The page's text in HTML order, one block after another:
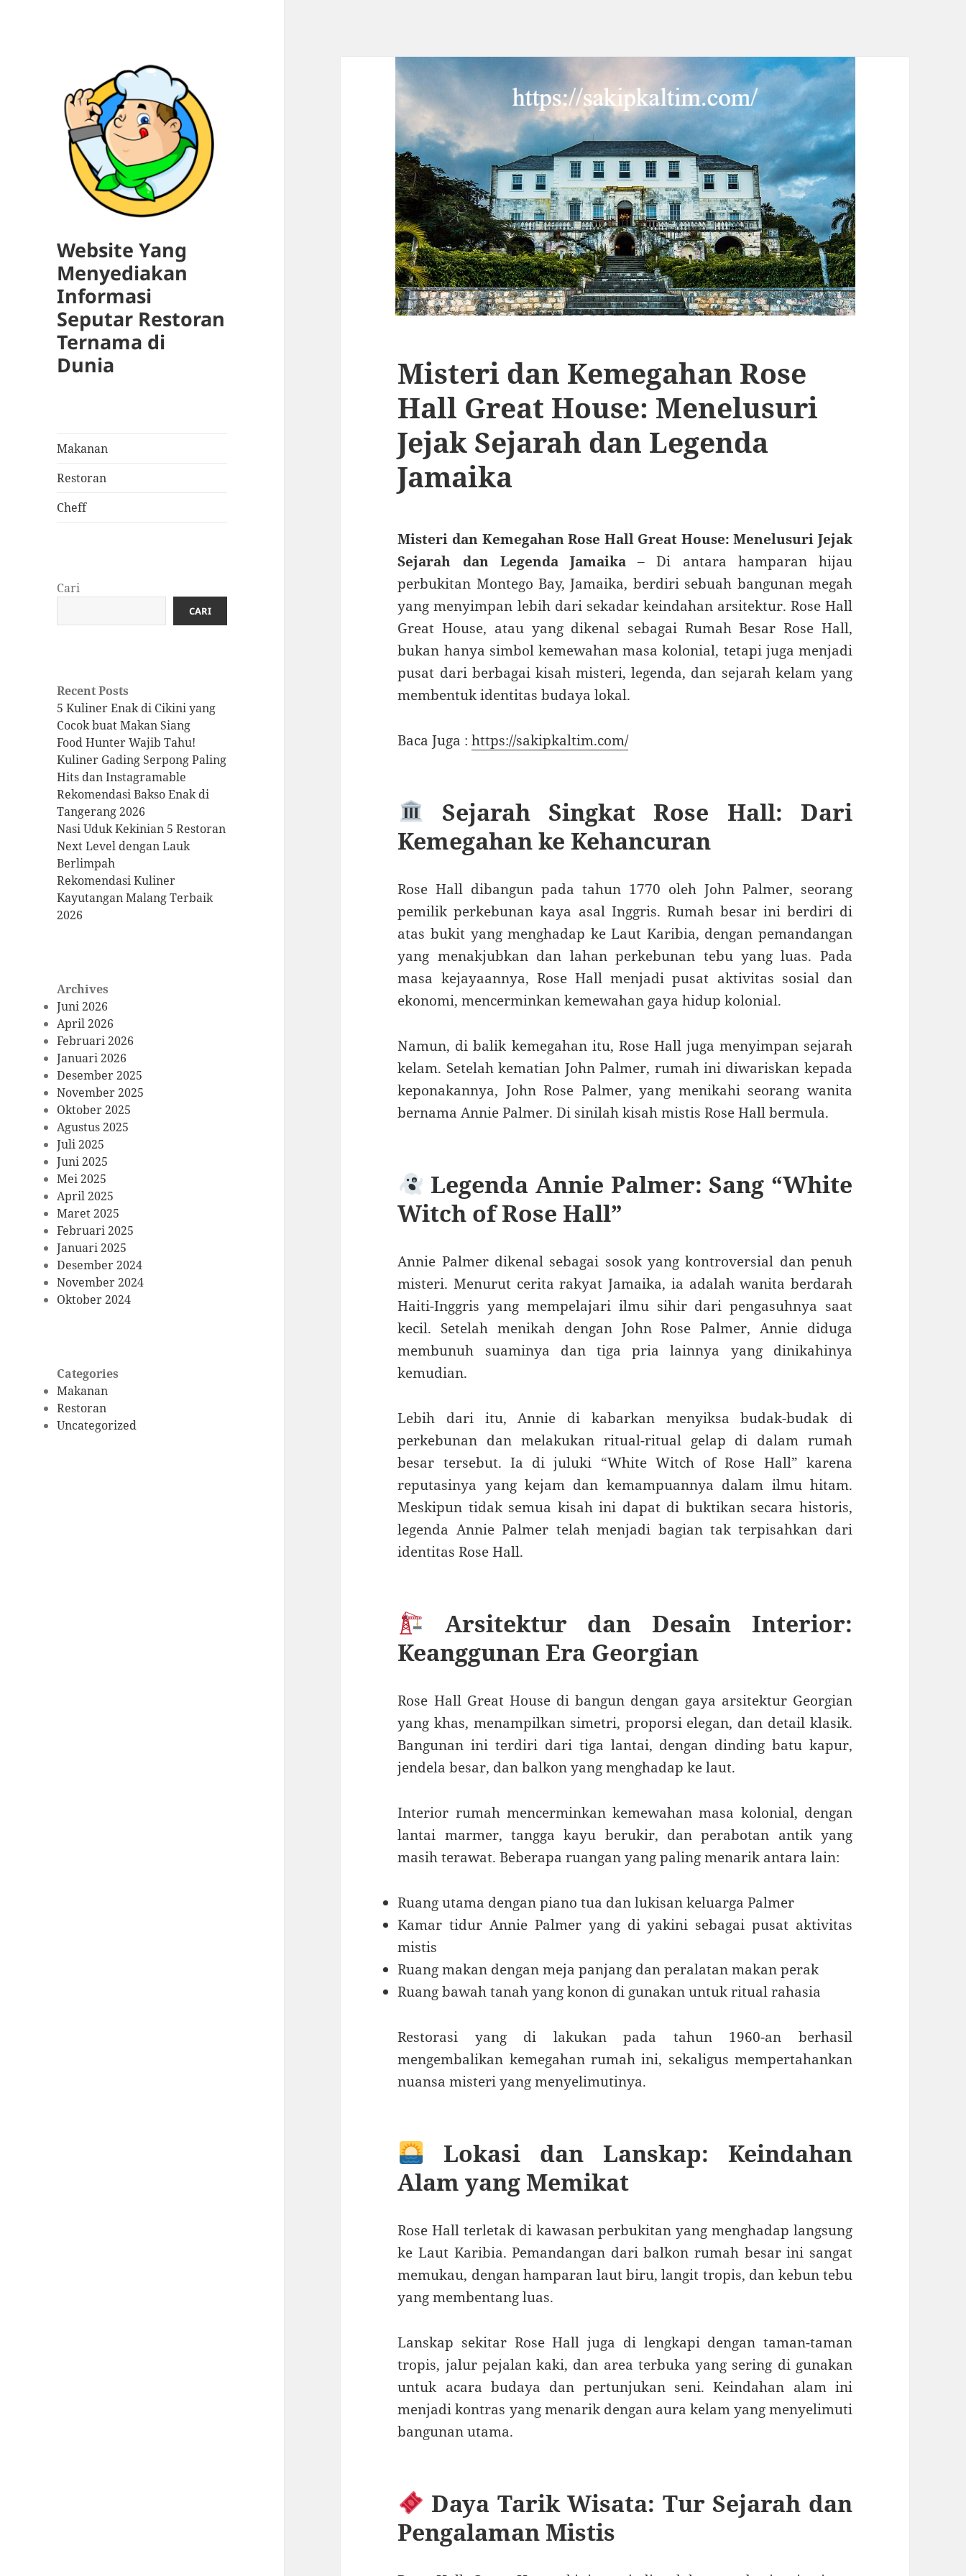
Website Yang
Menyediakan
Informasi
Seputar Restoran
Ternama di
Dunia
Makanan
Restoran
Cheff
Cari
CARI
Recent Posts
5 Kuliner Enak di Cikini yang
Cocok buat Makan Siang
Food Hunter Wajib Tahu!
Kuliner Gading Serpong Paling
Hits dan Instagramable
Rekomendasi Bakso Enak di
Tangerang 2026
Nasi Uduk Kekinian 5 Restoran
Next Level dengan Lauk
Berlimpah
Rekomendasi Kuliner
Kayutangan Malang Terbaik
2026
Archives
Juni 2026
April 2026
Februari 2026
Januari 2026
Desember 2025
November 2025
Oktober 2025
Agustus 2025
Juli 2025
Juni 2025
Mei 2025
April 2025
Maret 2025
Februari 2025
Januari 2025
Desember 2024
November 2024
Oktober 2024
Categories
Makanan
Restoran
Uncategorized
Misteri dan Kemegahan Rose
Hall Great House: Menelusuri
Jejak Sejarah dan Legenda
Jamaika
Misteri dan Kemegahan Rose Hall Great House: Menelusuri Jejak
Sejarah dan Legenda Jamaika– Di antara hamparan hijau
perbukitan Montego Bay, Jamaika, berdiri sebuah bangunan megah
yang menyimpan lebih dari sekadar keindahan arsitektur. Rose Hall
Great House, atau yang dikenal sebagai Rumah Besar Rose Hall,
bukan hanya simbol kemewahan masa kolonial, tetapi juga menjadi
pusat dari berbagai kisah misteri, legenda, dan sejarah kelam yang
membentuk identitas budaya lokal.
Baca Juga :https://sakipkaltim.com/
Sejarah Singkat Rose Hall: Dari
Kemegahan ke Kehancuran
Rose Hall dibangun pada tahun 1770 oleh John Palmer, seorang
pemilik perkebunan kaya asal Inggris. Rumah besar ini berdiri di
atas bukit yang menghadap ke Laut Karibia, dengan pemandangan
yang menakjubkan dan lahan perkebunan tebu yang luas. Pada
masa kejayaannya, Rose Hall menjadi pusat aktivitas sosial dan
ekonomi, mencerminkan kemewahan gaya hidup kolonial.
Namun, di balik kemegahan itu, Rose Hall juga menyimpan sejarah
kelam. Setelah kematian John Palmer, rumah ini diwariskan kepada
keponakannya, John Rose Palmer, yang menikahi seorang wanita
bernama Annie Palmer. Di sinilah kisah mistis Rose Hall bermula.
Legenda Annie Palmer: Sang “White
Witch of Rose Hall”
Annie Palmer dikenal sebagai sosok yang kontroversial dan penuh
misteri. Menurut cerita rakyat Jamaika, ia adalah wanita berdarah
Haiti-Inggris yang mempelajari ilmu sihir dari pengasuhnya saat
kecil. Setelah menikah dengan John Rose Palmer, Annie diduga
membunuh suaminya dan tiga pria lainnya yang dinikahinya
kemudian.
Lebih dari itu, Annie di kabarkan menyiksa budak-budak di
perkebunan dan melakukan ritual-ritual gelap di dalam rumah
besar tersebut. Ia di juluki “White Witch of Rose Hall” karena
reputasinya yang kejam dan kemampuannya dalam ilmu hitam.
Meskipun tidak semua kisah ini dapat di buktikan secara historis,
legenda Annie Palmer telah menjadi bagian tak terpisahkan dari
identitas Rose Hall.
Arsitektur dan Desain Interior:
Keanggunan Era Georgian
Rose Hall Great House di bangun dengan gaya arsitektur Georgian
yang khas, menampilkan simetri, proporsi elegan, dan detail klasik.
Bangunan ini terdiri dari tiga lantai, dengan dinding batu kapur,
jendela besar, dan balkon yang menghadap ke laut.
Interior rumah mencerminkan kemewahan masa kolonial, dengan
lantai marmer, tangga kayu berukir, dan perabotan antik yang
masih terawat. Beberapa ruangan yang paling menarik antara lain:
Ruang utama dengan piano tua dan lukisan keluarga Palmer
Kamar tidur Annie Palmer yang di yakini sebagai pusat aktivitas
mistis
Ruang makan dengan meja panjang dan peralatan makan perak
Ruang bawah tanah yang konon di gunakan untuk ritual rahasia
Restorasi yang di lakukan pada tahun 1960-an berhasil
mengembalikan kemegahan rumah ini, sekaligus mempertahankan
nuansa misteri yang menyelimutinya.
Lokasi dan Lanskap: Keindahan
Alam yang Memikat
Rose Hall terletak di kawasan perbukitan yang menghadap langsung
ke Laut Karibia. Pemandangan dari balkon rumah besar ini sangat
memukau, dengan hamparan laut biru, langit tropis, dan kebun tebu
yang membentang luas.
Lanskap sekitar Rose Hall juga di lengkapi dengan taman-taman
tropis, jalur pejalan kaki, dan area terbuka yang sering di gunakan
untuk acara budaya dan pertunjukan seni. Keindahan alam ini
menjadi kontras yang menarik dengan aura kelam yang menyelimuti
bangunan utama.
Daya Tarik Wisata: Tur Sejarah dan
Pengalaman Mistis